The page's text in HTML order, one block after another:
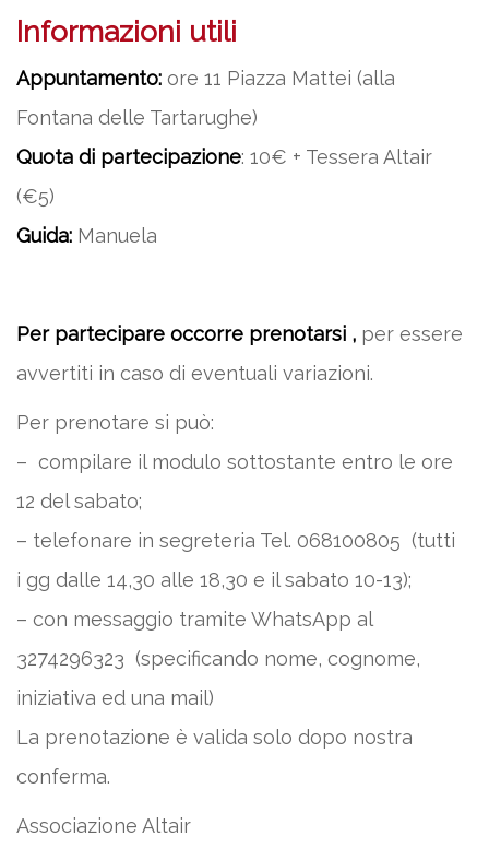
Informazioni utili
Appuntamento: ore 11 Piazza Mattei (alla
Fontana delle Tartarughe)
Quota di partecipazione: 10€ + Tessera Altair
(€5)
Guida: Manuela
Per partecipare occorre prenotarsi , per essere
avvertiti in caso di eventuali variazioni.
Per prenotare si può:
– compilare il modulo sottostante entro le ore
12 del sabato;
– telefonare in segreteria Tel. 068100805 (tutti
i gg dalle 14,30 alle 18,30 e il sabato 10-13);
– con messaggio tramite WhatsApp al
3274296323 (specificando nome, cognome,
iniziativa ed una mail)
La prenotazione è valida solo dopo nostra
conferma.
Associazione Altair